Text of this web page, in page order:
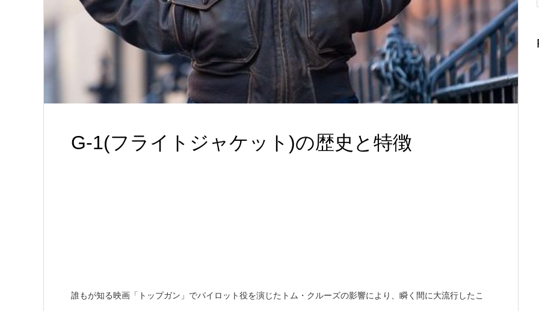
G-1(フライトジャケット)の歴史と特徴
誰もが知る映画「トップガン」でパイロット役を演じたトム・クルーズの影響により、瞬く間に大流行したこ